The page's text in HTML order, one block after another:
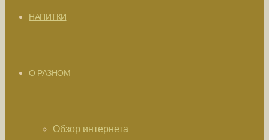
НАПИТКИ
О РАЗНОМ
Обзор интернета